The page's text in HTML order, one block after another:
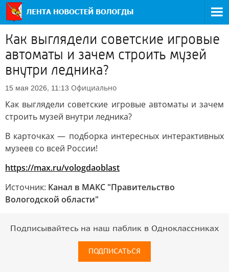
Как выглядели советские игровые
автоматы и зачем строить музей
внутри ледника?
15 мая 2026, 11:13 Официально
Как выглядели советские игровые автоматы и зачем
строить музей внутри ледника?
В карточках — подборка интересных интерактивных
музеев со всей России!
https://max.ru/vologdaoblast
Источник: Канал в МАКС "Правительство
Вологодской области"
Подписывайтесь на наш паблик в Одноклассниках
ПОДПИСАТЬСЯ